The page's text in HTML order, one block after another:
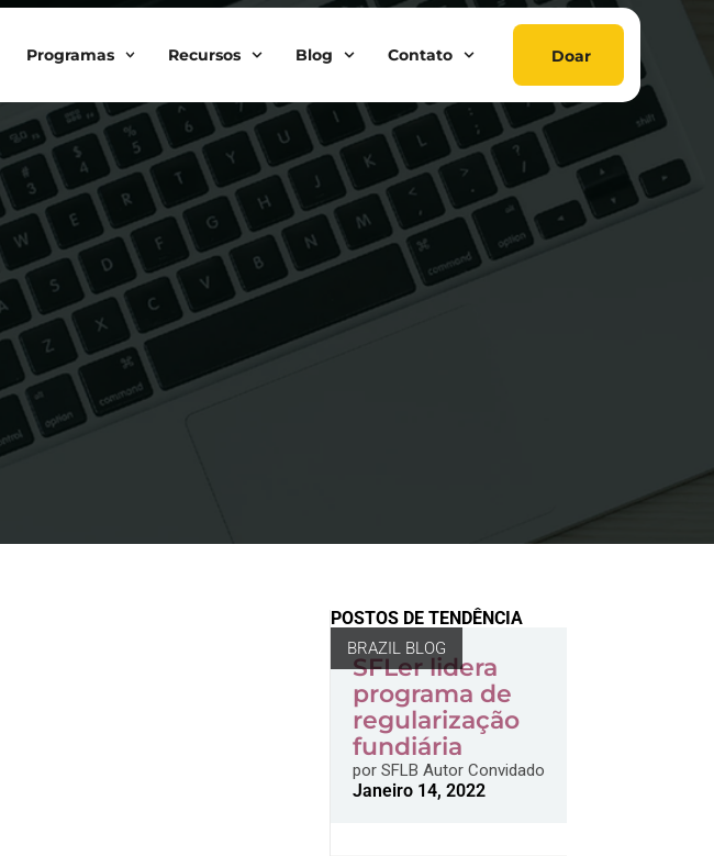
Programas Recursos Blog Contato Doar
POSTOS DE TENDÊNCIA
BRAZIL BLOG
SFLer lidera
programa de
regularização
fundiária
porSFLB Autor Convidado
Janeiro 14, 2022